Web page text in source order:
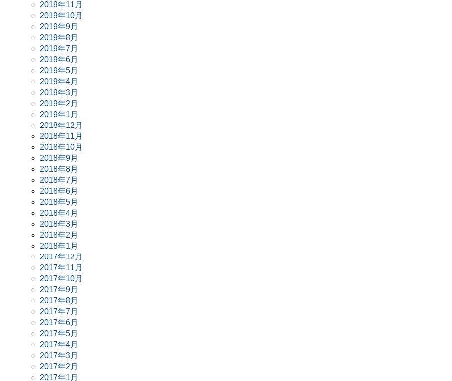
2019年11月
2019年10月
2019年9月
2019年8月
2019年7月
2019年6月
2019年5月
2019年4月
2019年3月
2019年2月
2019年1月
2018年12月
2018年11月
2018年10月
2018年9月
2018年8月
2018年7月
2018年6月
2018年5月
2018年4月
2018年3月
2018年2月
2018年1月
2017年12月
2017年11月
2017年10月
2017年9月
2017年8月
2017年7月
2017年6月
2017年5月
2017年4月
2017年3月
2017年2月
2017年1月